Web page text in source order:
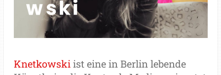
Knetkowskiist eine in Berlin lebende